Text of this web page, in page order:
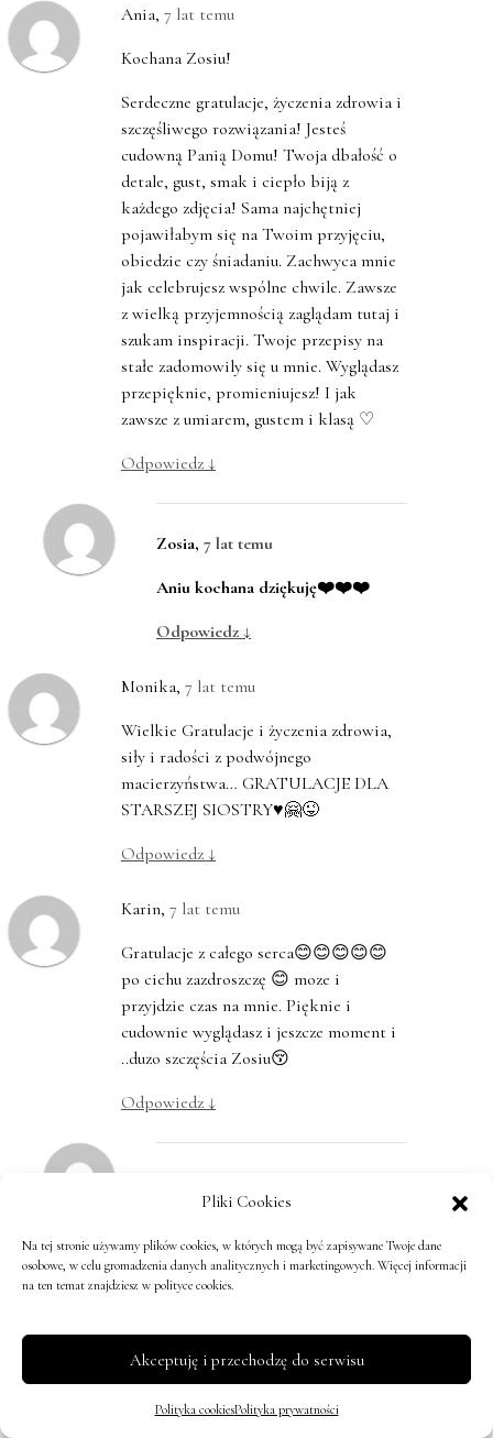
Pliki Cookies
Na tej stronie używamy plików cookies, w których mogą być zapisywane Twoje dane
osobowe, w celu gromadzenia danych analitycznych i marketingowych. Więcej informacji
na ten temat znajdziesz w polityce cookies.
Akceptuję i przechodzę do serwisu
Polityka cookiesPolityka prywatności
Ania, 7 lat temu
Kochana Zosiu!
Serdeczne gratulacje, życzenia zdrowia i
szczęśliwego rozwiązania! Jesteś
cudowną Panią Domu! Twoja dbałość o
detale, gust, smak i ciepło biją z
każdego zdjęcia! Sama najchętniej
pojawiłabym się na Twoim przyjęciu,
obiedzie czy śniadaniu. Zachwyca mnie
jak celebrujesz wspólne chwile. Zawsze
z wielką przyjemnością zaglądam tutaj i
szukam inspiracji. Twoje przepisy na
stałe zadomowily się u mnie. Wyglądasz
przepięknie, promieniujesz! I jak
zawsze z umiarem, gustem i klasą ♡
Odpowiedz ↓
Zosia, 7 lat temu
Aniu kochana dziękuję❤️❤️❤️
Odpowiedz ↓
Monika, 7 lat temu
Wielkie Gratulacje i życzenia zdrowia,
siły i radości z podwójnego
macierzyństwa… GRATULACJE DLA
STARSZEJ SIOSTRY♥️🤗😜
Odpowiedz ↓
Karin, 7 lat temu
Gratulacje z całego serca😊😊😊😊😊
po cichu zazdroszczę 😊 moze i
przyjdzie czas na mnie. Pięknie i
cudownie wyglądasz i jeszcze moment i
..duzo szczęścia Zosiu😚
Odpowiedz ↓
stania się mamą ❤️ Trzymam
kciuki!
Dziękuję juz jestem, ale chcialabym